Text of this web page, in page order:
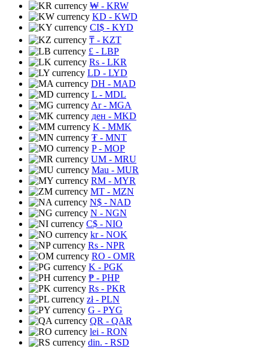
₩ - KRW
KD - KWD
CI$ - KYD
₸ - KZT
£ - LBP
Rs - LKR
LD - LYD
DH - MAD
L - MDL
Ar- MGA
ден - MKD
K - MMK
₮ - MNT
P- MOP
UM - MRU
Mau - MUR
RM - MYR
MT - MZN
N$ - NAD
N - NGN
C$ - NIO
kr- NOK
Rs - NPR
RO - OMR
K - PGK
₱ - PHP
Rs - PKR
zł- PLN
G - PYG
QR - QAR
lei - RON
din. - RSD